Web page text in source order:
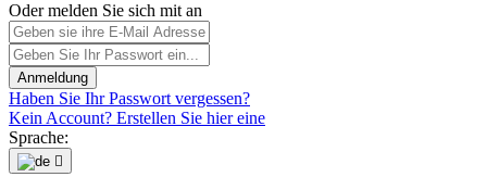
Oder melden Sie sich mit an
Anmeldung
Haben Sie Ihr Passwort vergessen?
Kein Account? Erstellen Sie hier eine
Sprache:
